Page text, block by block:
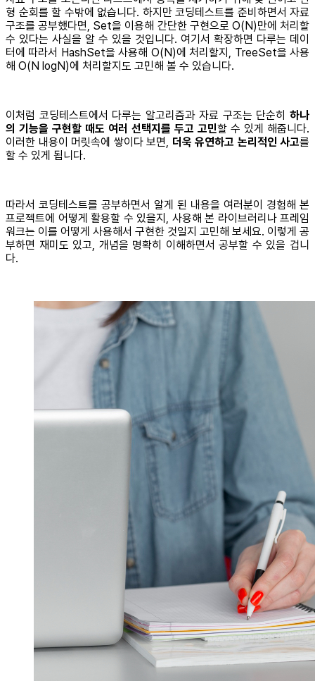
형 순회를 할 수밖에 없습니다. 하지만 코딩테스트를 준비하면서 자료
구조를 공부했다면, Set을 이용해 간단한 구현으로 O(N)만에 처리할
수 있다는 사실을 알 수 있을 것입니다. 여기서 확장하면 다루는 데이
터에 따라서 HashSet을 사용해 O(N)에 처리할지, TreeSet을 사용
해 O(N logN)에 처리할지도 고민해 볼 수 있습니다.
이처럼 코딩테스트에서 다루는 알고리즘과 자료 구조는 단순히 하나
의 기능을 구현할 때도 여러 선택지를 두고 고민할 수 있게 해줍니다.
이러한 내용이 머릿속에 쌓이다 보면, 더욱 유연하고 논리적인 사고를
할 수 있게 됩니다.
따라서 코딩테스트를 공부하면서 알게 된 내용을 여러분이 경험해 본
프로젝트에 어떻게 활용할 수 있을지, 사용해 본 라이브러리나 프레임
워크는 이를 어떻게 사용해서 구현한 것일지 고민해 보세요. 이렇게 공
부하면 재미도 있고, 개념을 명확히 이해하면서 공부할 수 있을 겁니
다.